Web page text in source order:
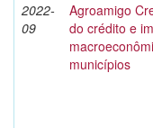
2022-
09
Agroamigo
do crédito e
municípios